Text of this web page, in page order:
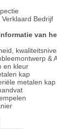
Bedrijf
van
&
en kleur
kap
metalen kap